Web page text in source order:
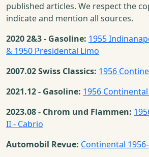
published articles. We respect the
indicate and mention all sources.
2020 2&3 - Gasoline: 1955
& 1950 Presidental Limo
2007.02 Swiss Classics: 1956
2021.12 - Gasoline: 1956
2023.08 - Chrom und Flammen:
II - Cabrio
Automobil Revue: Continental